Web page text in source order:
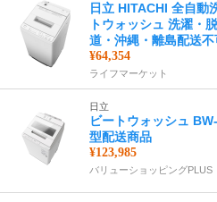
日立 HITACHI 全自動
トウォッシュ 洗濯・
道・沖縄・離島配送不
¥64,354
ライフマーケット
日立
ビートウォッシュ
型配送商品
¥123,985
バリューショッピングPLUS